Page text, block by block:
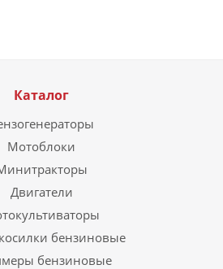
Каталог
Мотоблоки
Двигатели
бензиновые
бензиновые